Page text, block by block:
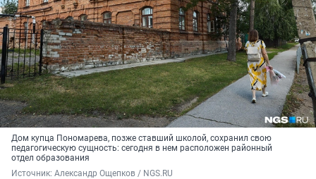
Дом купца Пономарева, позже ставший школой, сохранил свою
педагогическую сущность: сегодня в нем расположен районный
отдел образования
Источник: Александр Ощепков / NGS.RU